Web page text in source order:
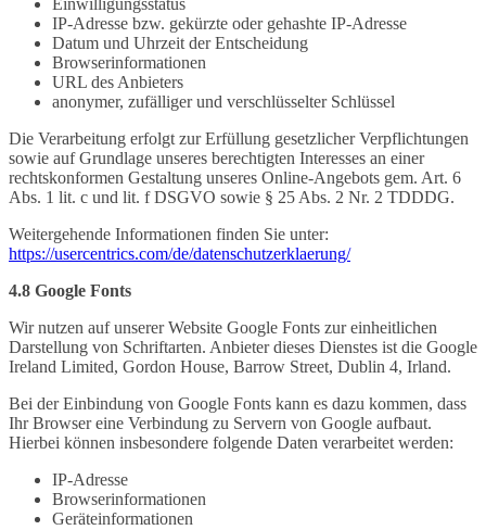
Einwilligungsstatus
IP-Adresse bzw. gekürzte oder gehashte IP-Adresse
Datum und Uhrzeit der Entscheidung
Browserinformationen
URL des Anbieters
anonymer, zufälliger und verschlüsselter Schlüssel
Die Verarbeitung erfolgt zur Erfüllung gesetzlicher Verpflichtungen
sowie auf Grundlage unseres berechtigten Interesses an einer
rechtskonformen Gestaltung unseres Online-Angebots gem. Art. 6
Abs. 1 lit. c und lit. f DSGVO sowie § 25 Abs. 2 Nr. 2 TDDDG.
Weitergehende Informationen finden Sie unter:
https://usercentrics.com/de/datenschutzerklaerung/
4.8 Google Fonts
Wir nutzen auf unserer Website Google Fonts zur einheitlichen
Darstellung von Schriftarten. Anbieter dieses Dienstes ist die Google
Ireland Limited, Gordon House, Barrow Street, Dublin 4, Irland.
Bei der Einbindung von Google Fonts kann es dazu kommen, dass
Ihr Browser eine Verbindung zu Servern von Google aufbaut.
Hierbei können insbesondere folgende Daten verarbeitet werden:
IP-Adresse
Browserinformationen
Geräteinformationen